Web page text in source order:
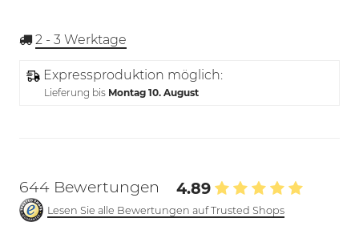
2 - 3 Werktage
Expressproduktion möglich:
Lieferung bis Montag 10. August
644 Bewertungen 4.89
Lesen Sie alle Bewertungen auf Trusted Shops